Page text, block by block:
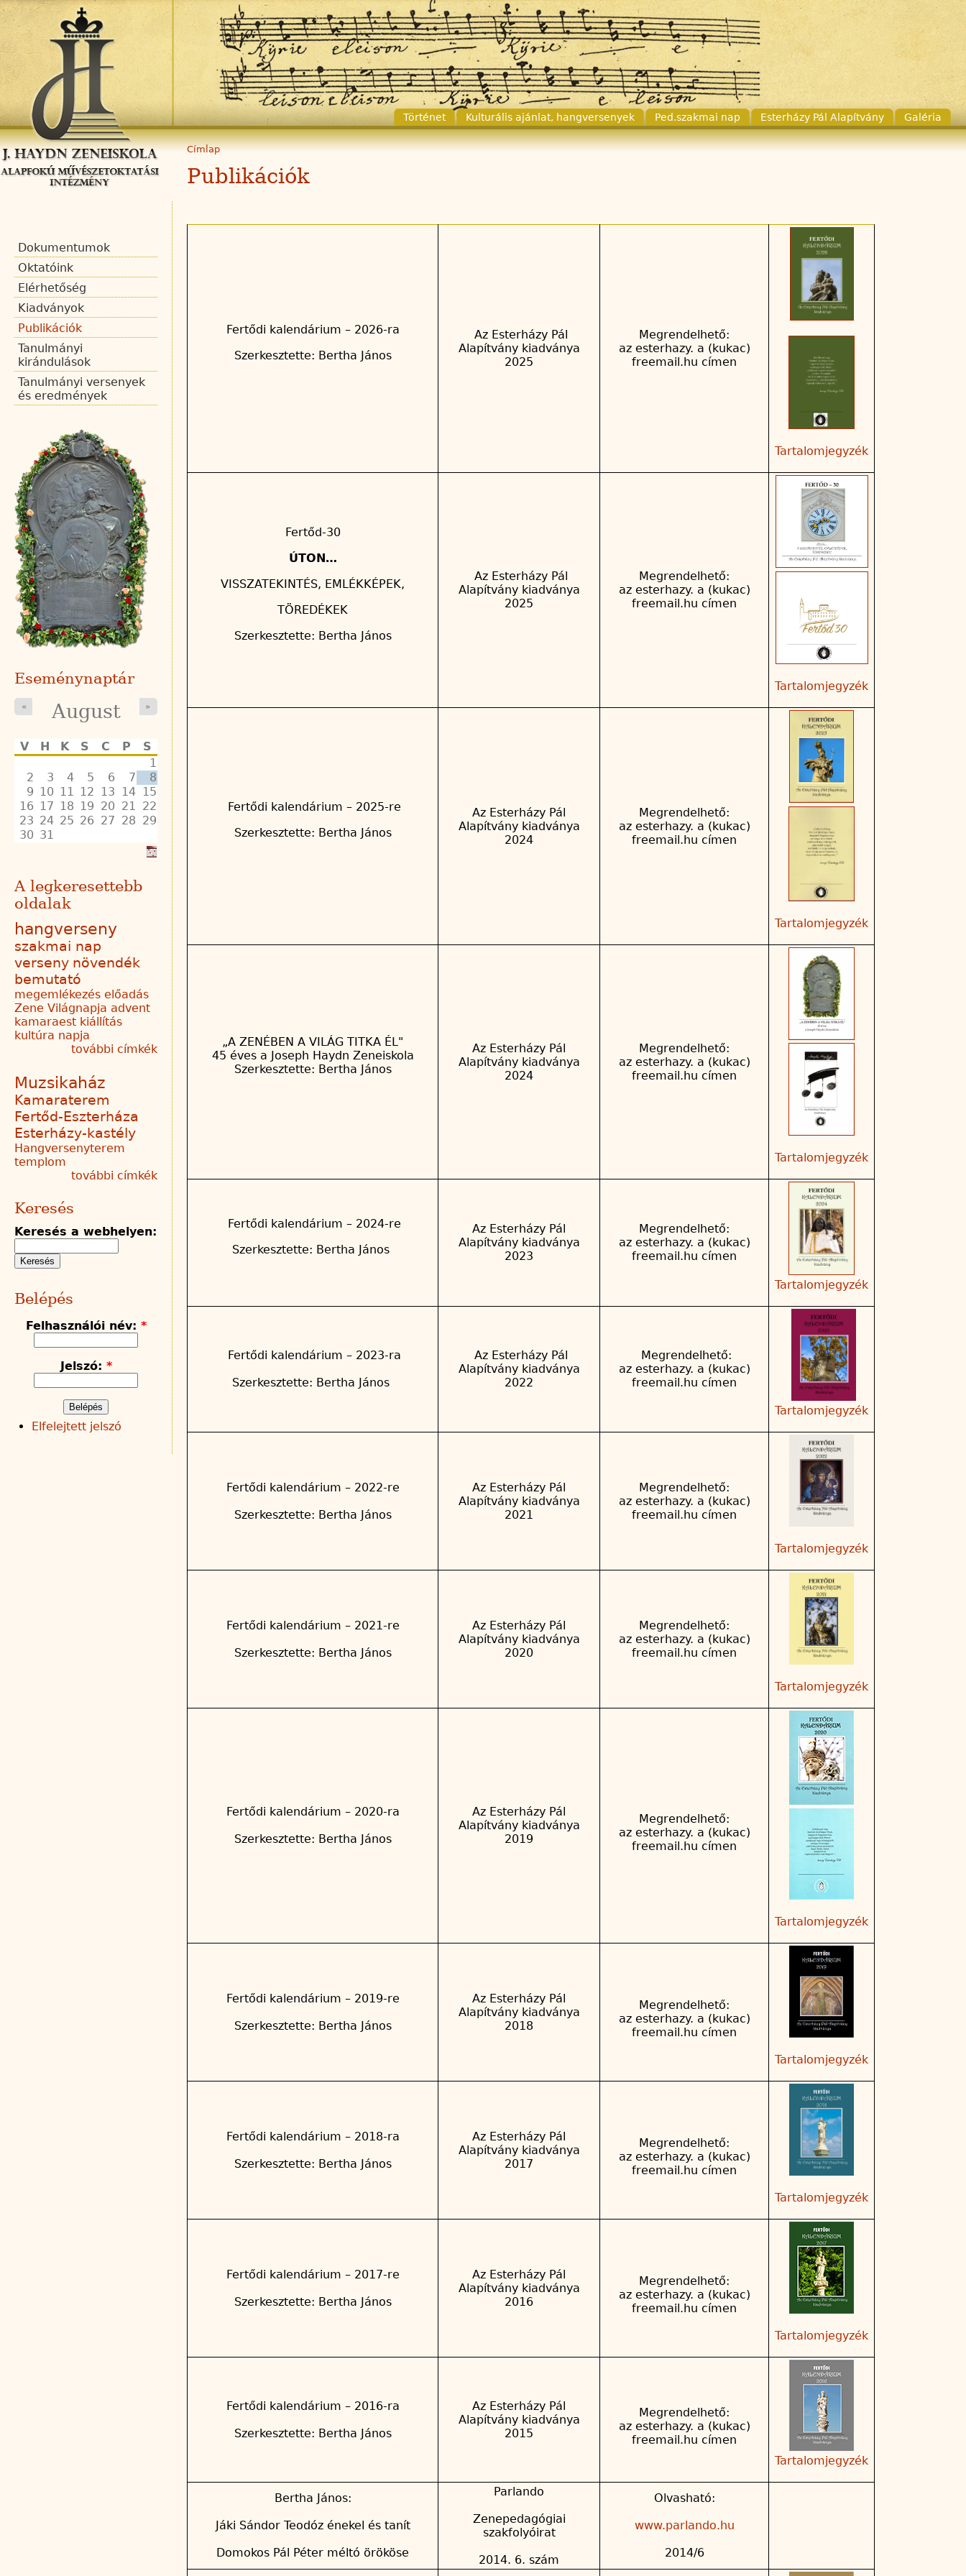
Történet Kulturális ajánlat, hangversenyek Ped.szakmai nap Esterházy Pál Alapítvány Galéria
Címlap
Publikációk
Fertődi kalendárium – 2026-ra
Szerkesztette: Bertha János
Az Esterházy Pál
Alapítvány kiadványa
2025
Megrendelhető:
az esterhazy. a (kukac)
freemail.hu címen
Tartalomjegyzék
Fertőd-30
ÚTON…
VISSZATEKINTÉS, EMLÉKKÉPEK,
TÖREDÉKEK
Szerkesztette: Bertha János
Az Esterházy Pál
Alapítvány kiadványa
2025
Megrendelhető:
az esterhazy. a (kukac)
freemail.hu címen
Tartalomjegyzék
Fertődi kalendárium – 2025-re
Szerkesztette: Bertha János
Az Esterházy Pál
Alapítvány kiadványa
2024
Megrendelhető:
az esterhazy. a (kukac)
freemail.hu címen
Tartalomjegyzék
„A ZENÉBEN A VILÁG TITKA ÉL"
45 éves a Joseph Haydn Zeneiskola
Szerkesztette: Bertha János
Az Esterházy Pál
Alapítvány kiadványa
2024
Megrendelhető:
az esterhazy. a (kukac)
freemail.hu címen
Tartalomjegyzék
Fertődi kalendárium – 2024-re
Szerkesztette: Bertha János
Az Esterházy Pál
Alapítvány kiadványa
2023
Megrendelhető:
az esterhazy. a (kukac)
freemail.hu címen
Tartalomjegyzék
Fertődi kalendárium – 2023-ra
Szerkesztette: Bertha János
Az Esterházy Pál
Alapítvány kiadványa
2022
Megrendelhető:
az esterhazy. a (kukac)
freemail.hu címen
Tartalomjegyzék
Fertődi kalendárium – 2022-re
Szerkesztette: Bertha János
Az Esterházy Pál
Alapítvány kiadványa
2021
Megrendelhető:
az esterhazy. a (kukac)
freemail.hu címen
Tartalomjegyzék
Fertődi kalendárium – 2021-re
Szerkesztette: Bertha János
Az Esterházy Pál
Alapítvány kiadványa
2020
Megrendelhető:
az esterhazy. a (kukac)
freemail.hu címen
Tartalomjegyzék
Fertődi kalendárium – 2020-ra
Szerkesztette: Bertha János
Az Esterházy Pál
Alapítvány kiadványa
2019
Megrendelhető:
az esterhazy. a (kukac)
freemail.hu címen
Tartalomjegyzék
Fertődi kalendárium – 2019-re
Szerkesztette: Bertha János
Az Esterházy Pál
Alapítvány kiadványa
2018
Megrendelhető:
az esterhazy. a (kukac)
freemail.hu címen
Tartalomjegyzék
Fertődi kalendárium – 2018-ra
Szerkesztette: Bertha János
Az Esterházy Pál
Alapítvány kiadványa
2017
Megrendelhető:
az esterhazy. a (kukac)
freemail.hu címen
Tartalomjegyzék
Fertődi kalendárium – 2017-re
Szerkesztette: Bertha János
Az Esterházy Pál
Alapítvány kiadványa
2016
Megrendelhető:
az esterhazy. a (kukac)
freemail.hu címen
Tartalomjegyzék
Fertődi kalendárium – 2016-ra
Szerkesztette: Bertha János
Az Esterházy Pál
Alapítvány kiadványa
2015
Megrendelhető:
az esterhazy. a (kukac)
freemail.hu címen
Tartalomjegyzék
Bertha János:
Jáki Sándor Teodóz énekel és tanít
Domokos Pál Péter méltó örököse
Parlando
Zenepedagógiai
szakfolyóirat
2014. 6. szám
Olvasható:
www.parlando.hu
2014/6
Dokumentumok
Oktatóink
Elérhetőség
Kiadványok
Publikációk
Tanulmányi
kirándulások
Tanulmányi versenyek
és eredmények
Eseménynaptár
« August »
V H K S C P
S
1
2
3 4 5 6 7
8
9 10 11 12 13 14 15
16 17 18 19 20 21
22
23 24 25 26 27 28 29
30 31
A legkeresettebb
oldalak
hangverseny
szakmai nap
verseny növendék
bemutató
megemlékezés előadás
Zene Világnapja advent
kamaraest kiállítás
kultúra napja
további címkék
Muzsikaház
Kamaraterem
Fertőd-Eszterháza
Esterházy-kastély
Hangversenyterem
templom
további címkék
Keresés
Keresés a webhelyen:
Belépés
Felhasználói név: *
Jelszó: *
Elfelejtett jelszó